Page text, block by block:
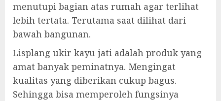
menutupi bagian atas rumah agar terlihat
lebih tertata. Terutama saat dilihat dari
bawah bangunan.
Lisplang ukir kayu jati adalah produk yang
amat banyak peminatnya. Mengingat
kualitas yang diberikan cukup bagus.
Sehingga bisa memperoleh fungsinya